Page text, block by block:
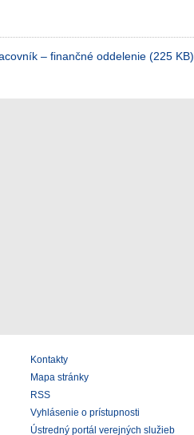
– finančné oddelenie (225 KB)
Kontakty
Mapa stránky
RSS
Vyhlásenie o prístupnosti
Ústredný portál verejných služieb